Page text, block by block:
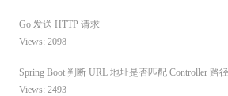
Go 发送 HTTP 请求
Views: 2098
Spring Boot 判断 URL 地址是否匹配 Controller 路径
Views: 2493